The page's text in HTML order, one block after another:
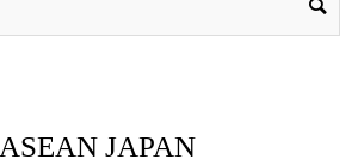
ASEAN JAPAN